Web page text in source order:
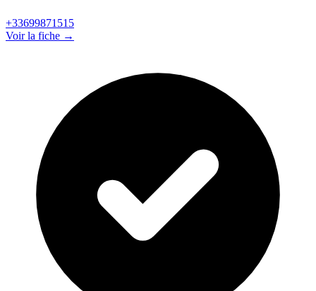
+33699871515
Voir la fiche →